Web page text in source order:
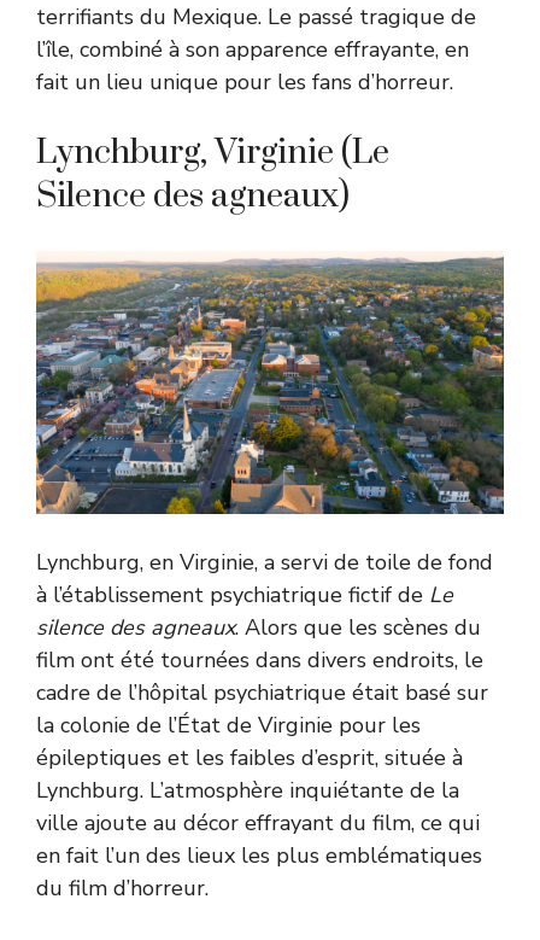
terrifiants du Mexique. Le passé tragique de
l’île, combiné à son apparence effrayante, en
fait un lieu unique pour les fans d’horreur.
Lynchburg, Virginie (Le
Silence des agneaux)
Lynchburg, en Virginie, a servi de toile de fond
à l’établissement psychiatrique fictif de Le
silence des agneaux. Alors que les scènes du
film ont été tournées dans divers endroits, le
cadre de l’hôpital psychiatrique était basé sur
la colonie de l’État de Virginie pour les
épileptiques et les faibles d’esprit, située à
Lynchburg. L’atmosphère inquiétante de la
ville ajoute au décor effrayant du film, ce qui
en fait l’un des lieux les plus emblématiques
du film d’horreur.